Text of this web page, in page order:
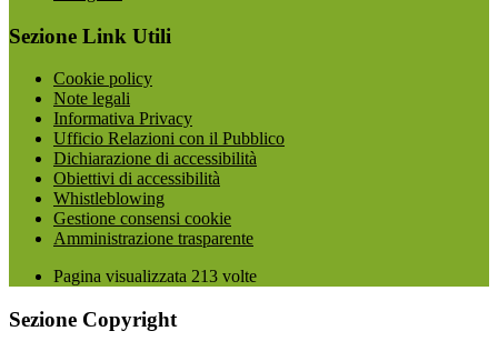
Sezione Link Utili
Cookie policy
Note legali
Informativa Privacy
Ufficio Relazioni con il Pubblico
Dichiarazione di accessibilità
Obiettivi di accessibilità
Whistleblowing
Gestione consensi cookie
Amministrazione trasparente
Pagina visualizzata 213 volte
Sezione Copyright